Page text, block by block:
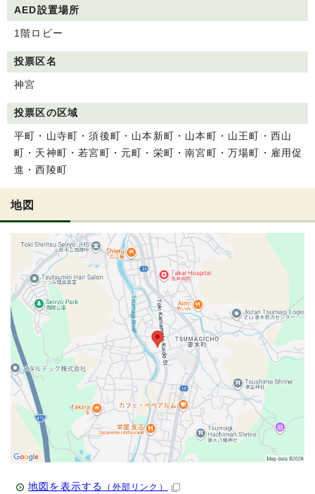
AED設置場所
1階ロビー
投票区名
神宮
投票区の区域
平町・山寺町・須後町・山本新町・山本町・山王町・西山
町・天神町・若宮町・元町・栄町・南宮町・万場町・雇用促
進・西陵町
地図
地図を表示する （外部リンク）